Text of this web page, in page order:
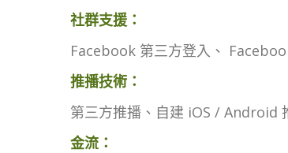
社群支援：
Facebook 第三方登入、
推播技術：
第三方推播、自建 iOS / Android
金流：